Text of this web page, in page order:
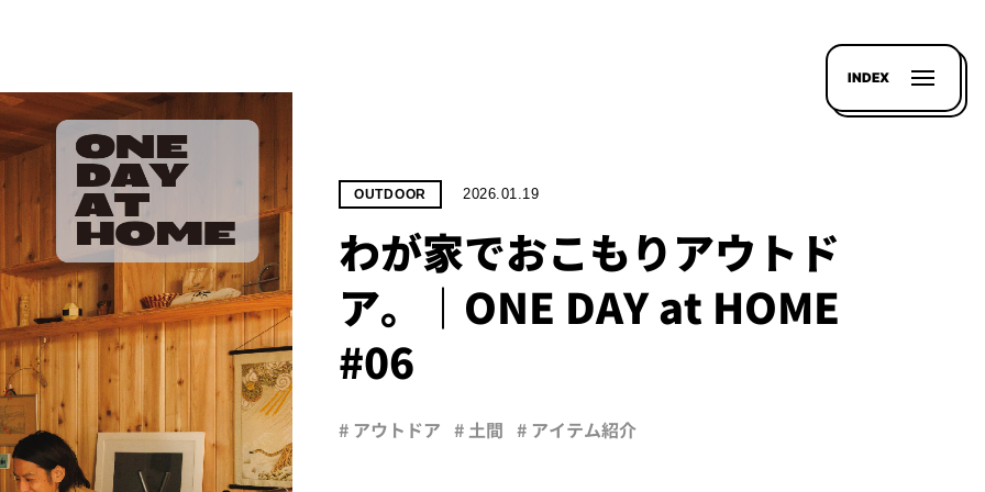
INDEX
OUTDOOR 2026.01.19
わが家でおこもりアウトド
ア。｜ONE DAY at HOME
#06
# アウトドア # 土間 # アイテム紹介